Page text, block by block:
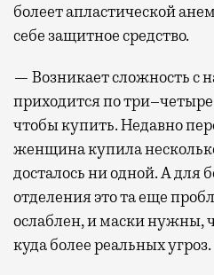
болеет апластической
себе защитное средство.
— Возникает сложность с
приходится по
чтобы купить. Недавно
женщина купила
досталось ни одной. А для
отделения это та еще
ослаблен, и маски нужны,
куда более реальных угроз.